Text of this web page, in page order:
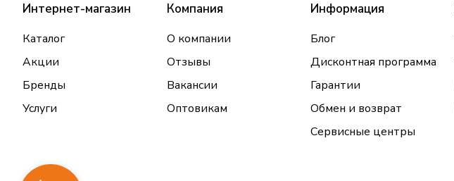
Интернет-магазин
Каталог
Акции
Бренды
Услуги
Компания
О компании
Отзывы
Вакансии
Оптовикам
Информация
Блог
Дисконтная программа
Гарантии
Обмен и возврат
Сервисные центры